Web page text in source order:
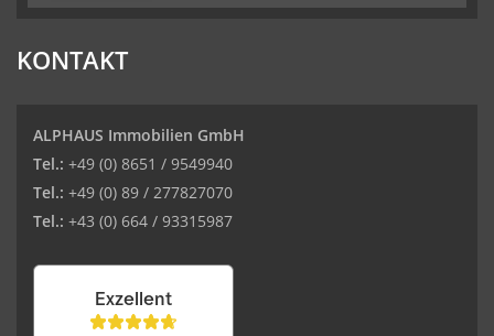
KONTAKT
ALPHAUS Immobilien GmbH
Tel.: +49 (0) 8651 / 9549940
Tel.: +49 (0) 89 / 277827070
Tel.: +43 (0) 664 / 93315987